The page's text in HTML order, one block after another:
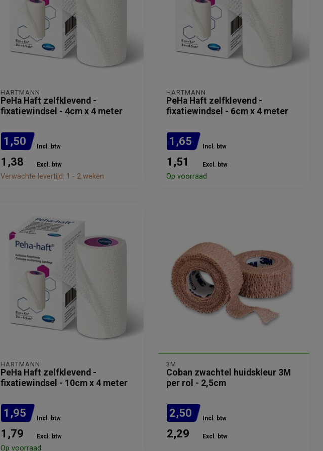
HARTMANN
PeHa Haft zelfklevend -
fixatiewindsel - 4cm x 4 meter
1,50 Incl. btw
1,38 Excl. btw
Verwachte levertijd: 1 - 2 weken
HARTMANN
PeHa Haft zelfklevend -
fixatiewindsel - 6cm x 4 meter
1,65 Incl. btw
1,51 Excl. btw
Op voorraad
HARTMANN
PeHa Haft zelfklevend -
fixatiewindsel - 10cm x 4 meter
1,95 Incl. btw
1,79 Excl. btw
Op voorraad
3M
Coban zwachtel huidskleur 3M
per rol - 2,5cm
2,50 Incl. btw
2,29 Excl. btw